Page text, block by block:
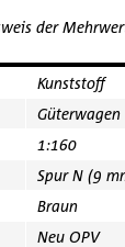
der
Kunststoff
Güterwagen
1:160
Spur N (9
Braun
Neu OPV